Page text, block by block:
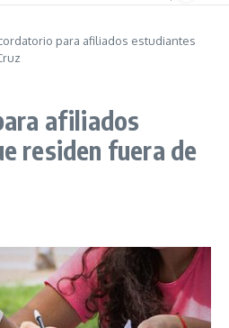
para afiliados estudiantes
afiliados
residen fuera de